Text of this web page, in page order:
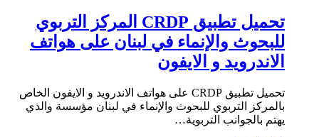
تحميل تطبيق CRDP المركز التربوي
للبحوث والإنماء في لبنان على هواتف
الاندرويد و الايفون
تحميل تطبيق CRDP على هواتف الاندرويد و الايفون الخاص
بالمركز التربوي للبحوث والإنماء في لبنان مؤسسة والذي
يهتم بالجوانب التربوية…